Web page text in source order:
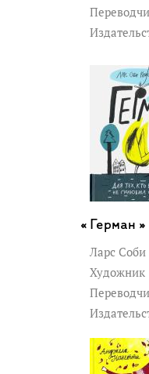
Герман »
Ларс Соби
Художник